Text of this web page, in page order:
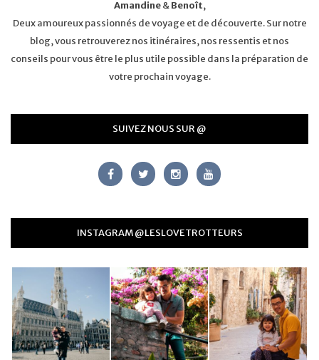
Amandine&Benoît,
Deux amoureux passionnés de voyage et de découverte. Sur notre
blog, vous retrouverez nos itinéraires, nos ressentis et nos
conseils pour vous être le plus utile possible dans la préparation de
votre prochain voyage.
SUIVEZ NOUS SUR @
INSTAGRAM @LESLOVETROTTEURS